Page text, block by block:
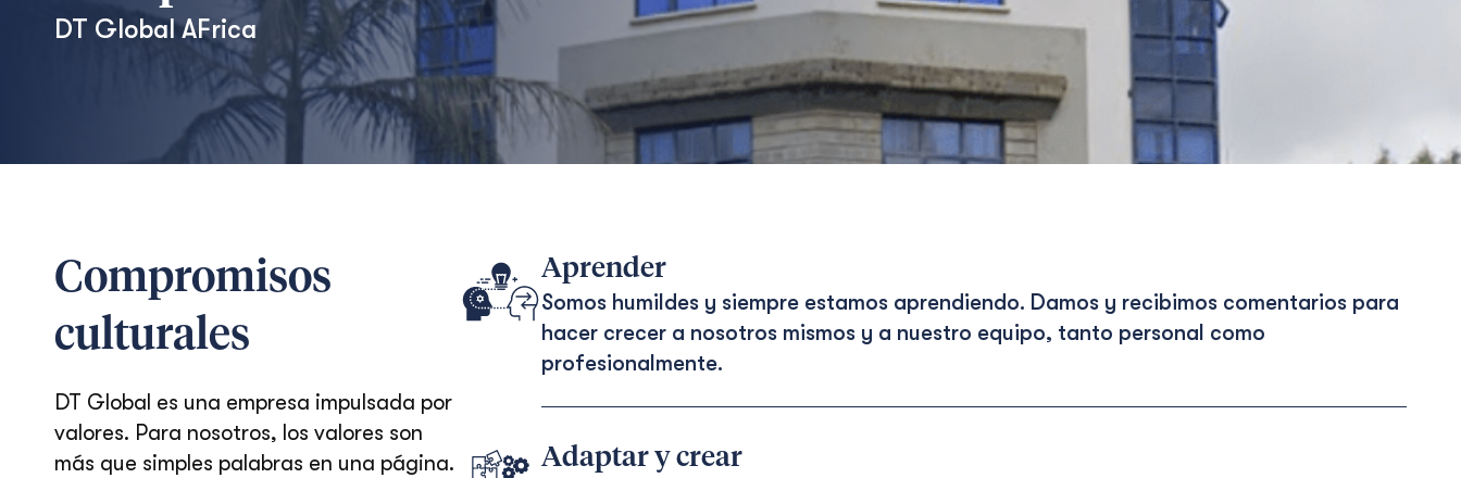
DT GlobalAFrica
Compromisos
culturales
DT Global es una empresa impulsada por
valores. Para nosotros, los valores son
más que simples palabras en una página.
Aprender
Somos humildes y siempre estamos aprendiendo. Damos y recibimos comentarios para
hacer crecer a nosotros mismos y a nuestro equipo, tanto personal como
profesionalmente.
Adaptar y crear